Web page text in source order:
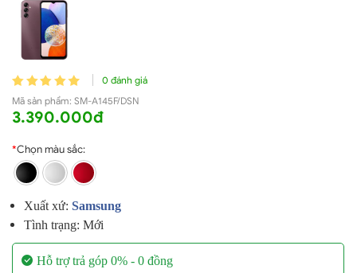
0 đánh giá
Mã sản phẩm: SM-A145F/DSN
3.390.000đ
*Chọn màu sắc:
Xuất xứ: Samsung
Tình trạng: Mới
Hỗ trợ trả góp 0% - 0 đồng